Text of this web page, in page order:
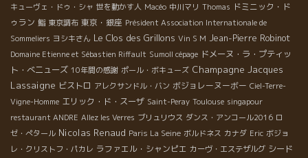
キューヴェ・ドゥ・シャ 世を動かす人 Macéo 中川マリ Thomas ドミニック・ド
ゥラン 鮨 東京調布 東京・銀座 Président Association Internationale de
Sommeliers ヨシキさん Le Clos des Grillons Vin S M Jean-Pierre Robinot
Domaine Etienne et Sébastien Riffault Sumoll cépage ドメーヌ・ラ・プティッ
ト・べニューズ 10年間の感謝 ポール・ボキューズ Champagne Jacques
Lassaigne ビストロ アレクサンドル・バン ボジョレーヌーボー Ciel-Terre-
Vigne-Homme エリック・ド・スーザ Saint-Peray Toulouse singapour
restaurant ANDRE Allez les Verres ブリュリウス ダンス・アンコール2016 ロ
ゼ・ぺタール Nicolas Renaud Paris La Seine ボルドネス カナダ Eric ボジョ
レ・クリストフ・パカレ ラファエル・シャンピエ カーヴ・エステザルグ シード